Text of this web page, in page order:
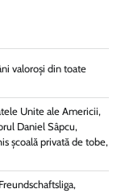
valoroși din toate
Unite ale Americii,
Daniel Sâpcu,
școală privată de tobe,